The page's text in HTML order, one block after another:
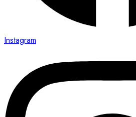
Instagram